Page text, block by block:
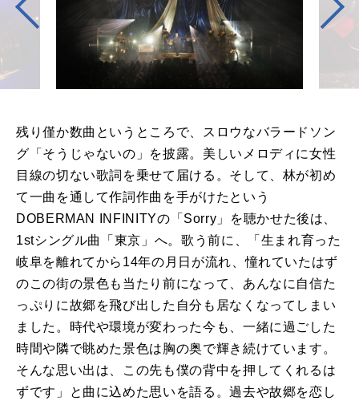
残り僅か数曲というところで、スロウなバラードソン
グ「そうじゃないの」を披露。美しいメロディに女性
目線の切ない歌詞を乗せて届ける。そして、林が初め
て一曲を通して作詞作曲を手がけたという
DOBERMAN INFINITYの「Sorry」を聴かせた後は、
1stシングル曲「東京」へ。歌う前に、「生まれ育った
岐阜を離れてから14年の月日が流れ、憧れていたはず
のこの街の景色も当たり前になって、あんなに自信た
っぷりに故郷を飛び出した自分も居なくなってしまい
ました。時代や環境が変わった今も、一緒に過ごした
時間や隣で眺めた景色は胸の奥で輝き続けています。
そんな思い出は、この先も僕の背中を押してくれるは
ずです」と曲に込めた思いを語る。過去や故郷を恋し